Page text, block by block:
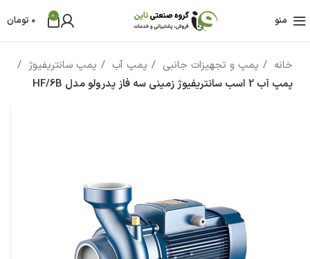
منو 0
0 تومان
خانه پمپ و تجهیزات جانبی پمپ آب
پمپ سانتریفیوژ
پمپ آب 2 اسب سانتریفیوژ زمینی سه فاز پدرولو مدل HF/6B